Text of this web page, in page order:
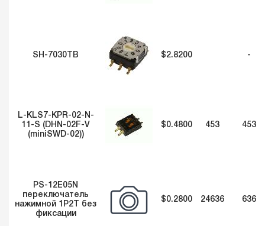
SH-7030TB $2.8200 -
L-KLS7-KPR-02-N-
11-S (DHN-02F-V
(miniSWD-02))
$0.4800 453 453
PS-12E05N
переключатель
нажимной 1P2T без
фиксации
$0.2800 24636 636